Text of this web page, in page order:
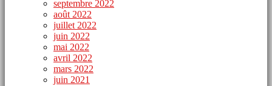
septembre 2022
août 2022
juillet 2022
juin 2022
mai 2022
avril 2022
mars 2022
juin 2021